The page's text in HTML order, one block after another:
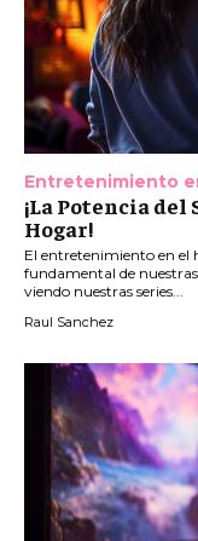
Entretenimiento
¡La Potencia
Hogar!
El entretenimiento en el
fundamental de nuestras
viendo nuestras series...
Raul Sanchez